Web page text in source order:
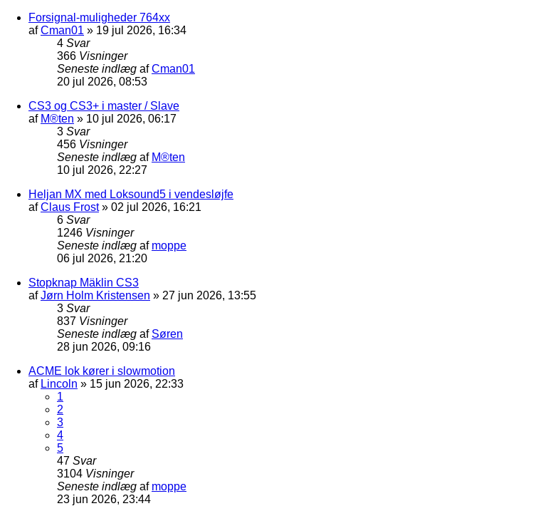
Forsignal-muligheder 764xx
afCman01 » 19 jul 2026, 16:34
4 Svar
366 Visninger
Seneste indlæg afCman01
20 jul 2026, 08:53
CS3 og CS3+ i master / Slave
af M®ten » 10 jul 2026, 06:17
3 Svar
456 Visninger
Seneste indlæg af M®ten
10 jul 2026, 22:27
Heljan MX med Loksound5 i vendesløjfe
afClaus Frost» 02 jul 2026, 16:21
6 Svar
1246 Visninger
Seneste indlæg af moppe
06 jul 2026, 21:20
Stopknap Mäklin CS3
afJørn Holm Kristensen » 27 jun 2026, 13:55
3 Svar
837 Visninger
Seneste indlæg af Søren
28 jun 2026, 09:16
ACME lok kører i slowmotion
af Lincoln » 15 jun 2026, 22:33
1
2
3
4
5
47 Svar
3104 Visninger
Seneste indlæg af moppe
23 jun 2026, 23:44